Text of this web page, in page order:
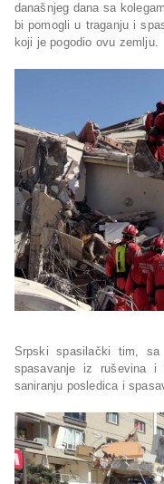
današnjeg dana sa
bi pomogli u traganju i
koji je pogodio ovu zemlju.
Srpski spasilački tim, sa
spasavanje iz ruševina i
saniranju posledica i